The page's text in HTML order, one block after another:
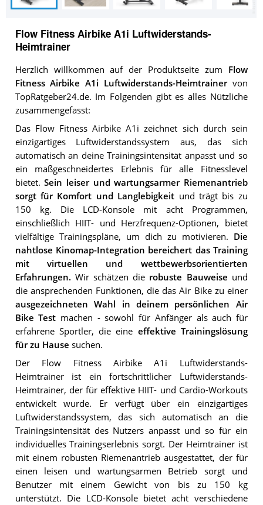
Flow Fitness Airbike A1i Luftwiderstands-
Heimtrainer
Herzlich willkommen auf der Produktseite zum Flow
Fitness Airbike A1i Luftwiderstands-Heimtrainervon
TopRatgeber24.de. Im Folgenden gibt es alles Nützliche
zusammengefasst:
Das Flow Fitness Airbike A1i zeichnet sich durch sein
einzigartiges Luftwiderstandssystem aus, das sich
automatisch an deine Trainingsintensität anpasst und so
ein maßgeschneidertes Erlebnis für alle Fitnesslevel
bietet.Sein leiser und wartungsarmer Riemenantrieb
sorgt für Komfort und Langlebigkeit und trägt bis zu
150 kg. Die LCD-Konsole mit acht Programmen,
einschließlich HIIT- und Herzfrequenz-Optionen, bietet
vielfältige Trainingspläne, um dich zu motivieren. Die
nahtlose Kinomap-Integration bereichert das Training
mit virtuellen und wettbewerbsorientierten
Erfahrungen. Wir schätzen die robuste Bauweise und
die ansprechenden Funktionen, die das Air Bike zu einer
ausgezeichneten Wahl in deinem persönlichen Air
Bike Test machen - sowohl für Anfänger als auch für
erfahrene Sportler, die eine effektive Trainingslösung
für zu Hause suchen.
Der Flow Fitness Airbike A1i Luftwiderstands-
Heimtrainer ist ein fortschrittlicher Luftwiderstands-
Heimtrainer, der für effektive HIIT- und Cardio-Workouts
entwickelt wurde. Er verfügt über ein einzigartiges
Luftwiderstandssystem, das sich automatisch an die
Trainingsintensität des Nutzers anpasst und so für ein
individuelles Trainingserlebnis sorgt. Der Heimtrainer ist
mit einem robusten Riemenantrieb ausgestattet, der für
einen leisen und wartungsarmen Betrieb sorgt und
Benutzer mit einem Gewicht von bis zu 150 kg
unterstützt. Die LCD-Konsole bietet acht verschiedene